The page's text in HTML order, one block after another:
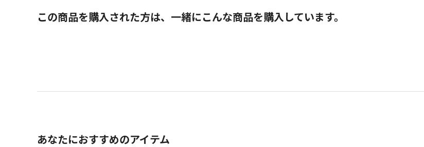
この商品を購入された方は、一緒にこんな商品を購入しています。
あなたにおすすめのアイテム